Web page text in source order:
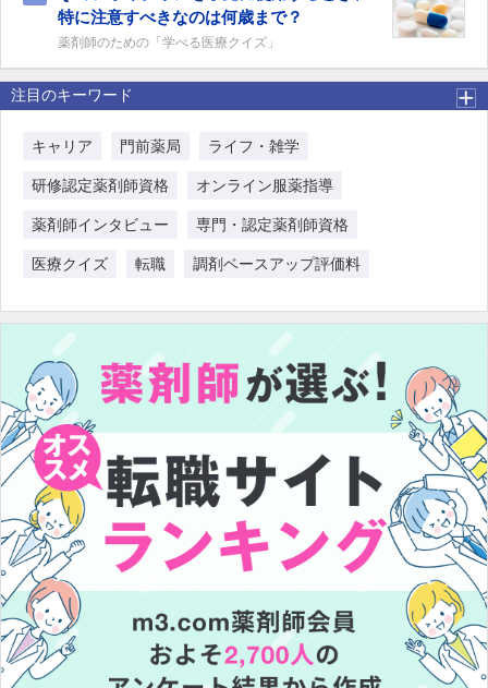
特に注意すべきなのは何歳まで？
薬剤師のための「学べる医療クイズ」
注目のキーワード
キャリア 門前薬局 ライフ・雑学
研修認定薬剤師資格 オンライン服薬指導
薬剤師インタビュー 専門・認定薬剤師資格
医療クイズ 転職 調剤ベースアップ評価料